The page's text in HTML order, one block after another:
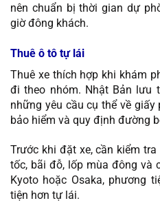
nên chuẩn bị thời gian dự
giờ đông khách.
Thuê ô tô tự lái
Thuê xe thích hợp khi khám
đi theo nhóm. Nhật Bản lưu
những yêu cầu cụ thể về
bảo hiểm và quy định đường
Trước khi đặt xe, cần kiểm
tốc, bãi đỗ, lốp mùa đông và
Kyoto hoặc Osaka, phương
tiện hơn tự lái.